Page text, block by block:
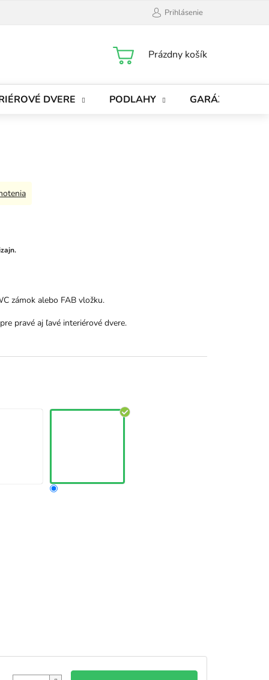
Prihlásenie
NÁKUPNÝ
Prázdny košík
DVERE PODLAHY GARÁŽOVÉ
zámok alebo FAB vložku.
pravé aj ľavé interiérové dvere.